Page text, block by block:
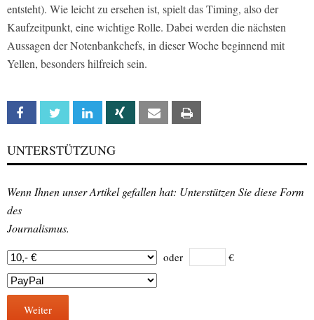
entsteht). Wie leicht zu ersehen ist, spielt das Timing, also der
Kaufzeitpunkt, eine wichtige Rolle. Dabei werden die nächsten
Aussagen der Notenbankchefs, in dieser Woche beginnend mit
Yellen, besonders hilfreich sein.
Facebook Twitter Linkedin Xing Email
UNTERSTÜTZUNG
Wenn Ihnen unser Artikel gefallen hat: Unterstützen Sie diese Form
des
Journalismus.
oder €
Weiter